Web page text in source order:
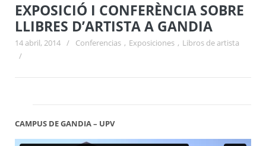
EXPOSICIÓ I CONFERÈNCIA SOBRE
LLIBRES D’ARTISTA A GANDIA
14 abril, 2014 / Conferencias , Exposiciones , Libros de artista
/
CAMPUS DE GANDIA – UPV